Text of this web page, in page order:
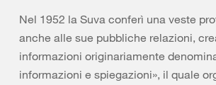
Nel 1952 la Suva conferì una veste
anche alle sue pubbliche relazioni,
informazioni originariamente
informazioni e spiegazioni», il quale